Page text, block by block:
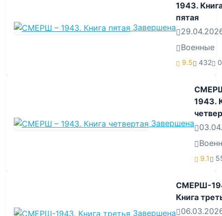
Завершена
1943.
пятая
Военные
9.5 432 0
Завершена
1943.
9.1
Завершена
СМЕРШ-
Книга